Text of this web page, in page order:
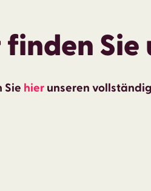
finden Sie
Sie hier unseren